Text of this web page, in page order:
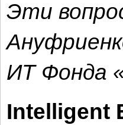
Эти
ИТ Фонда
Intelligent